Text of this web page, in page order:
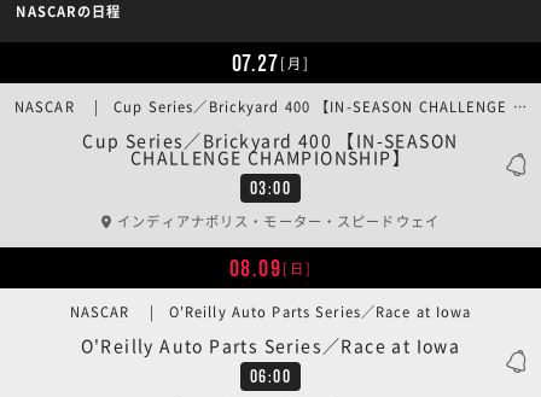
NASCARの日程
07.27[月]
03:00
Cup Series／Brickyard 400 【IN-SEASON
CHALLENGE CHAMPIONSHIP】
NASCAR | Cup Series／Brickyard 400 【IN-SEASON CHALLENGE CHAMPIONSHIP】
インディアナポリス・モーター・スピードウェイ
08.09[日]
06:00
O'Reilly Auto Parts Series／Race at Iowa
NASCAR | O'Reilly Auto Parts Series／Race at Iowa